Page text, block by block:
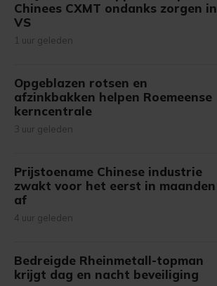
Chinees CXMT ondanks zorgen in
VS
1 uur geleden
Opgeblazen rotsen en
afzinkbakken helpen Roemeense
kerncentrale
3 uur geleden
Prijstoename Chinese industrie
zwakt voor het eerst in maanden
af
4 uur geleden
Bedreigde Rheinmetall-topman
krijgt dag en nacht beveiliging